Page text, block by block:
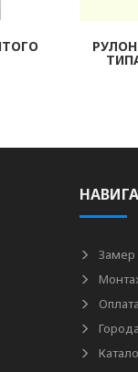
Замер
Города